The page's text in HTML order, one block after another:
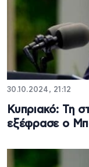
30.10.2024, 21:12
Κυπριακό: Τη
εξέφρασε ο